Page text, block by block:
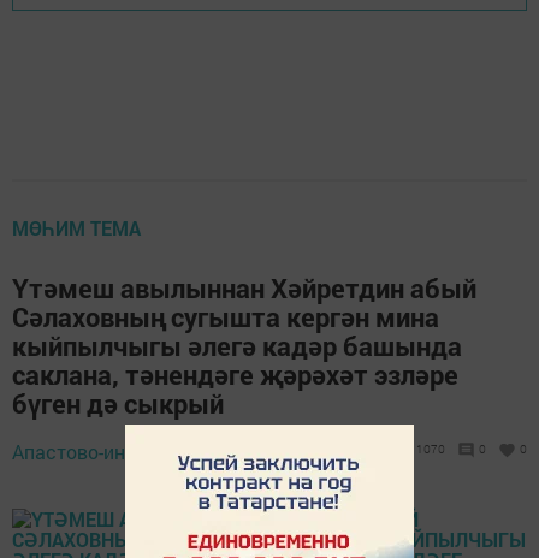
МӨҺИМ ТЕМА
Үтәмеш авылыннан Хәйретдин абый
Сәлаховның сугышта кергән мина
кыйпылчыгы әлегә кадәр башында
саклана, тәнендәге җәрәхәт эзләре
бүген дә сыкрый
Апастово-информ, 10 май 2019 - 10:31 1070 0 0